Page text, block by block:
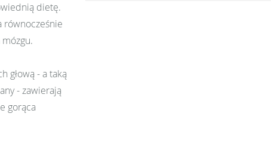
dietę.
równocześnie
głową - a taką
- zawierają
gorąca